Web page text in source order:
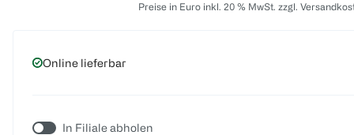
Preise in Euro inkl. 20 % MwSt. zzgl.
Online lieferbar
In Filiale abholen